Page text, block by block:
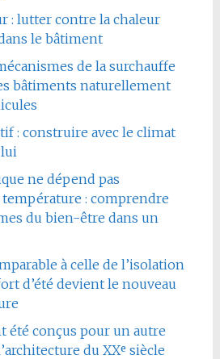
: lutter contre la chaleur
le bâtiment
de la surchauffe
bâtiments naturellement
: construire avec le climat
ne dépend pas
: comprendre
du bien-être dans un
à celle de l’isolation
d’été devient le nouveau
été conçus pour un autre
du XXᵉ siècle